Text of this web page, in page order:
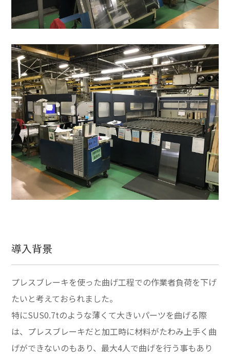
導入背景
プレスブレーキを使った曲げ工程での作業者負荷を下げ
たいと考えておられました。
特にSUS0.7tのような薄くて大きいパーツを曲げる際
は、プレスブレーキだと加工時に材料がたわみ上手く曲
げができないのもあり、最大4人で曲げを行う事もあり